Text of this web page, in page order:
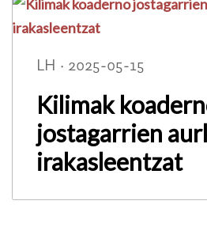
LH · 2025-05-15
Kilimak
jostagarrien
irakasleentzat